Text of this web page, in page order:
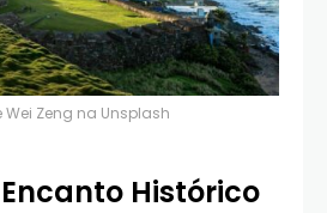
Wei Zeng na Unsplash
Encanto Histórico